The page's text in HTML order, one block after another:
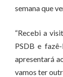
semana que
“Recebi a
PSDB e
apresentará
vamos ter